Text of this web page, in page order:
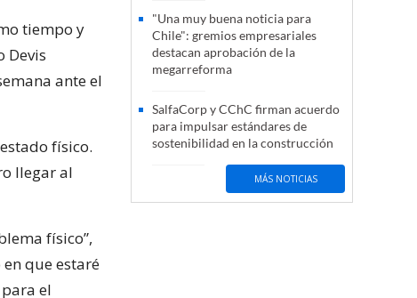
tiempo y
Devis
ante el
físico.
llegar al
físico”,
que estaré
el
"Una muy buena noticia para
Chile": gremios empresariales
destacan aprobación de la
megarreforma
SalfaCorp y CChC firman acuerdo
para impulsar estándares de
sostenibilidad en la construcción
MÁS NOTICIAS